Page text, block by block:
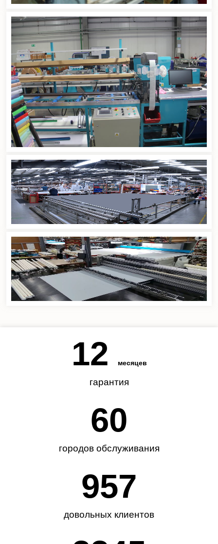
гарантия
12 месяцев
городов обслуживания
62
довольных клиентов
985